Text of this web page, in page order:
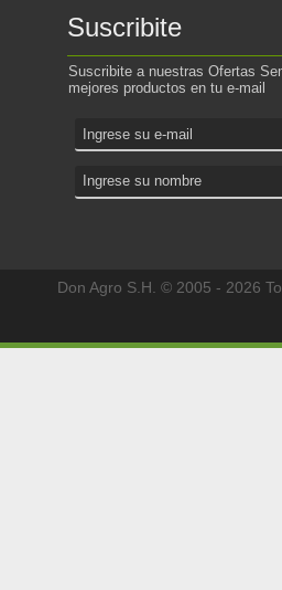
Suscribite
Suscribite a nuestras Ofertas
mejores productos en tu e-mail
Don Agro S.H. © 2005 - 2026